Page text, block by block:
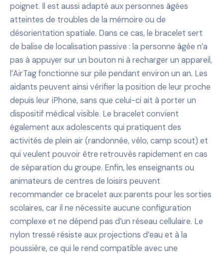
poignet. Il est aussi adapté aux personnes âgées
atteintes de troubles de la mémoire ou de
désorientation spatiale. Dans ce cas, le bracelet sert
de balise de localisation passive : la personne âgée n’a
pas à appuyer sur un bouton ni à recharger un appareil,
l’AirTag fonctionne sur pile pendant environ un an. Les
aidants peuvent ainsi vérifier la position de leur proche
depuis leur iPhone, sans que celui-ci ait à porter un
dispositif médical visible. Le bracelet convient
également aux adolescents qui pratiquent des
activités de plein air (randonnée, vélo, camp scout) et
qui veulent pouvoir être retrouvés rapidement en cas
de séparation du groupe. Enfin, les enseignants ou
animateurs de centres de loisirs peuvent
recommander ce bracelet aux parents pour les sorties
scolaires, car il ne nécessite aucune configuration
complexe et ne dépend pas d’un réseau cellulaire. Le
nylon tressé résiste aux projections d’eau et à la
poussière, ce qui le rend compatible avec une